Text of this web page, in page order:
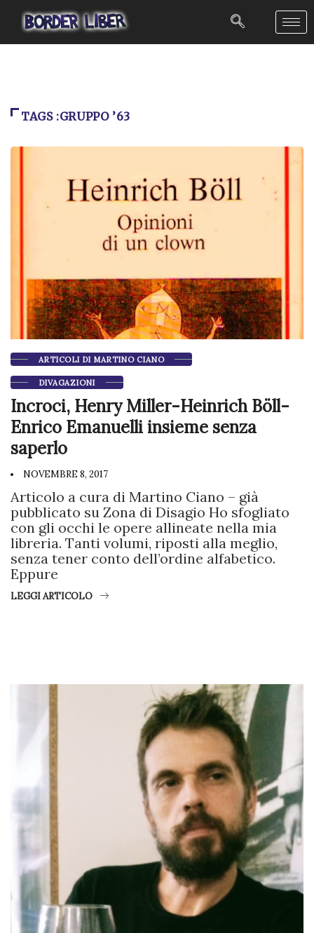
TAGS :GRUPPO ’63
ARTICOLI DI MARTINO CIANO
DIVAGAZIONI
Incroci, Henry Miller-Heinrich Böll-
Enrico Emanuelli insieme senza
saperlo
NOVEMBRE 8, 2017
Articolo a cura di Martino Ciano – già
pubblicato su Zona di Disagio Ho sfogliato
con gli occhi le opere allineate nella mia
libreria. Tanti volumi, riposti alla meglio,
senza tener conto dell’ordine alfabetico.
Eppure
LEGGI ARTICOLO